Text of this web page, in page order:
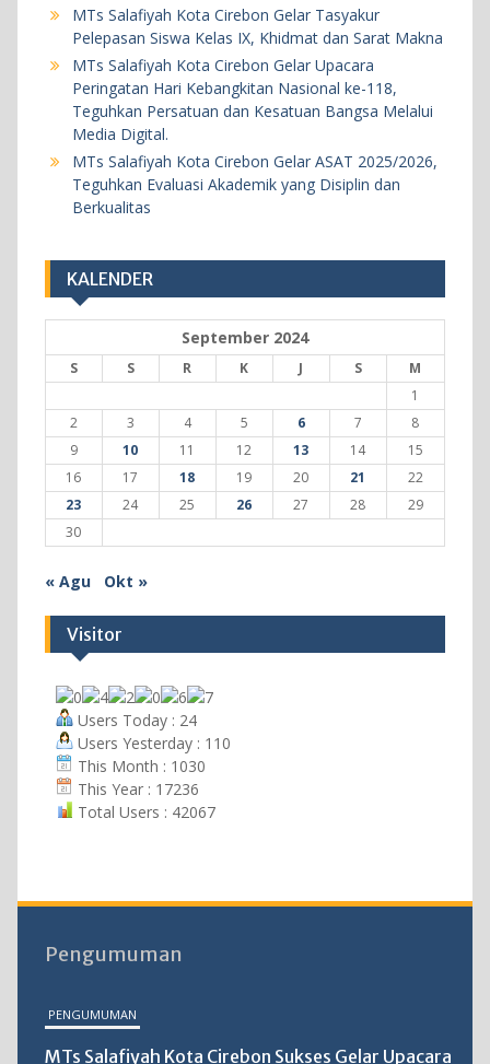
2025/2026, Teguhkan Evaluasi Akademik yang
Disiplin dan Berkualitas
18 Mei 2026
BERITA KEGIATAN SEKOLAH
Khataman Juz 30 Kedelapan, Dua Siswi MTs
Salafiyah Kota Cirebon Tuntaskan Hafalan Al-
5 Agustus 2026
MTs Salafiyah Kota Cirebon Gelar Tasyakur
Pelepasan Siswa Kelas IX, Khidmat dan Sarat Makna
MTs Salafiyah Kota Cirebon Gelar Upacara
Peringatan Hari Kebangkitan Nasional ke-118,
Teguhkan Persatuan dan Kesatuan Bangsa Melalui
Media Digital.
MTs Salafiyah Kota Cirebon Gelar ASAT 2025/2026,
Teguhkan Evaluasi Akademik yang Disiplin dan
Berkualitas
KALENDER
September 2024
S S R K J S
M
1
2
3 4 5 6 7
8
9
10 11 12 13 14
15
16
17 18 19 20 21
22
23
24 25 26 27 28
29
30
« Agu Okt »
Visitor
Users Today : 24
Users Yesterday : 110
This Month : 1030
This Year : 17236
Total Users : 42067
Pengumuman
PENGUMUMAN
MTs Salafiyah Kota Cirebon Sukses Gelar Upacara